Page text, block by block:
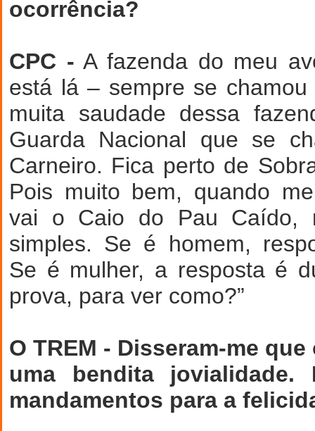
ocorrência?
CPC - A fazenda do meu
está lá – sempre se chamou
muita saudade dessa
Guarda Nacional que se
Carneiro. Fica perto de
Pois muito bem, quando
vai o Caio do Pau Caído,
simples. Se é homem,
Se é mulher, a resposta é
prova, para ver como?”
O TREM - Disseram-me
uma bendita
mandamentos para a